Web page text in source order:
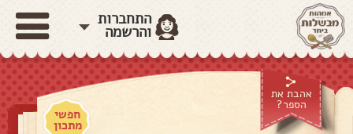
התחברות
והרשמה
אהבת את
הספר?
חפשי
מתכון